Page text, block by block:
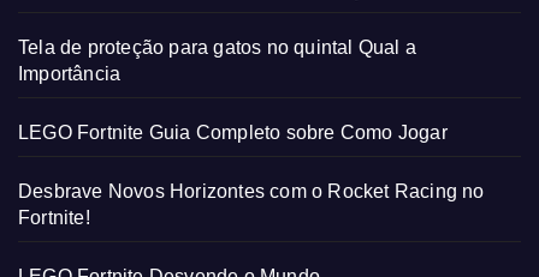
Tela de proteção para gatos no quintal Qual a
Importância
LEGO Fortnite Guia Completo sobre Como Jogar
Desbrave Novos Horizontes com o Rocket Racing no
Fortnite!